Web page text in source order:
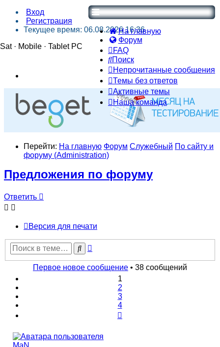
На главную
Форум
FAQ
Поиск
Непрочитанные сообщения
Темы без ответов
Активные темы
Наша команда
Вход
Регистрация
Текущее время: 06.08.2026 16:36
Sat · Mobile · Tablet PC
Перейти: На главную Форум Служебный По сайту и
форуму (Administration)
Предложения по форуму
Ответить
Версия для печати
Поиск
Первое новое сообщение • 38 сообщений
1
2
3
4
MaN